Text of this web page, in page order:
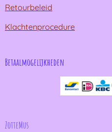
Retourbeleid
Klachtenprocedure
Betaalmogelijkheden
ZotteMus